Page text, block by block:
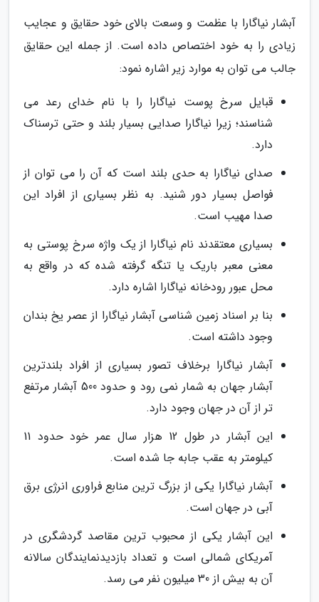
آبشار نیاگارا با عظمت و وسعت بالای خود حقایق و عجایب
زیادی را به خود اختصاص داده است. از جمله این حقایق
جالب می توان به موارد زیر اشاره نمود:
قبایل سرخ پوست نیاگارا را با نام خدای رعد می
شناسند؛ زیرا نیاگارا صدایی بسیار بلند و حتی ترسناک
دارد.
صدای نیاگارا به حدی بلند است که آن را می توان از
فواصل بسیار دور شنید. به نظر بسیاری از افراد این
صدا مهیب است.
بسیاری معتقدند نام نیاگارا از یک واژه سرخ پوستی به
معنی معبر باریک یا تنگه گرفته شده که در واقع به
محل عبور رودخانه نیاگارا اشاره دارد.
بنا بر اسناد زمین شناسی آبشار نیاگارا از عصر یخ بندان
وجود داشته است.
آبشار نیاگارا برخلاف تصور بسیاری از افراد بلندترین
آبشار جهان به شمار نمی رود و حدود 500 آبشار مرتفع
تر از آن در جهان وجود دارد.
این آبشار در طول 12 هزار سال عمر خود حدود 11
کیلومتر به عقب جابه جا شده است.
آبشار نیاگارا یکی از بزرگ ترین منابع فراوری انرژی برق
آبی در جهان است.
این آبشار یکی از محبوب ترین مقاصد گردشگری در
آمریکای شمالی است و تعداد بازدیدنمایندگان سالانه
آن به بیش از 30 میلیون نفر می رسد.